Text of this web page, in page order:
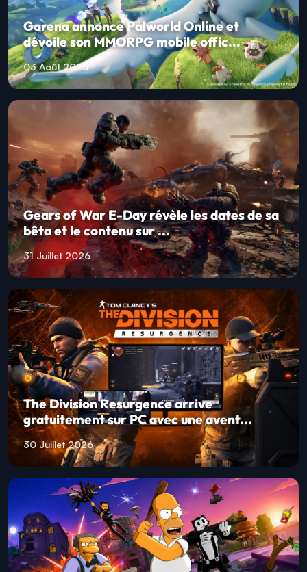
Garena annonce Palworld Online et
dévoile son MMORPG mobile offic...
03 Août 2026
Gears of War E-Day révèle les dates de sa
bêta et le contenu sur ...
31 Juillet 2026
The Division Resurgence arrive
gratuitement sur PC avec une avent...
30 Juillet 2026